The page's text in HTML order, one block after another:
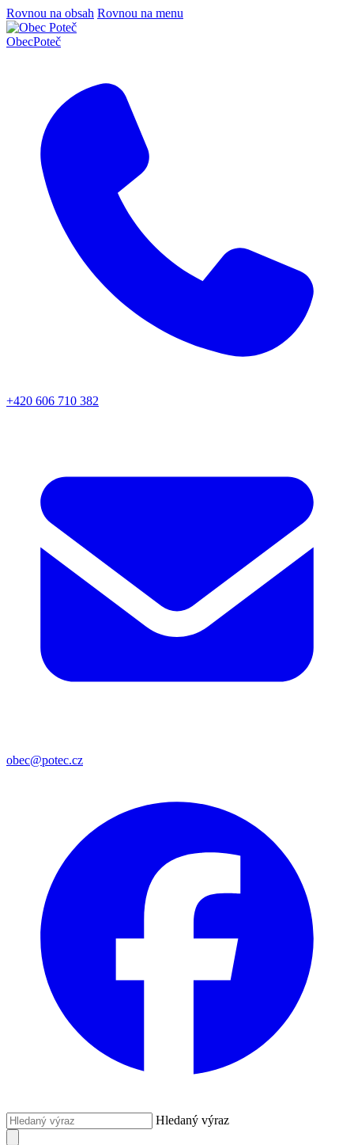
Rovnou na obsah Rovnou na menu
ObecPoteč
+420 606 710 382
obec@potec.cz
Hledaný výraz